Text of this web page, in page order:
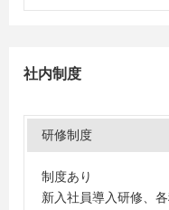
社内制度
研修制度
制度あり
新入社員導入研修、